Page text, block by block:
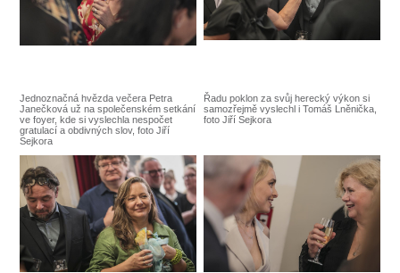
Jednoznačná hvězda večera Petra
Janečková už na společenském setkání
ve foyer, kde si vyslechla nespočet
gratulací a obdivných slov, foto Jiří
Sejkora
Řadu poklon za svůj herecký výkon si
samozřejmě vyslechl i Tomáš Lněnička,
foto Jiří Sejkora